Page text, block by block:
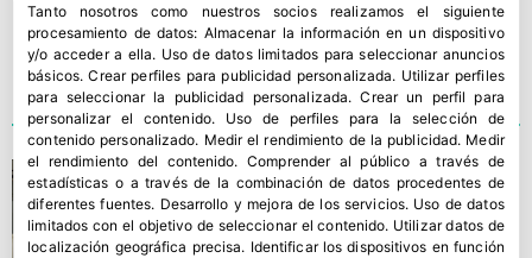
Seguir reinventándose a los
40
Tanto nosotros como nuestros socios realizamos el siguiente
procesamiento de datos: Almacenar la información en un dispositivo
y/o acceder a ella. Uso de datos limitados para seleccionar anuncios
básicos.Crear perfiles para publicidad personalizada. Utilizar perfiles
para seleccionar la publicidad personalizada.Crear un perfil para
personalizar el contenido. Uso de perfiles para la selección de
contenido personalizado. Medir el rendimiento de la publicidad. Medir
el rendimiento del contenido.Comprender al público a través de
estadísticas o a través de la combinación de datos procedentes de
diferentes fuentes. Desarrollo y mejora de los servicios. Uso de datos
limitados con el objetivo de seleccionar el contenido. Utilizar datos de
localización geográfica precisa. Identificar los dispositivos en función